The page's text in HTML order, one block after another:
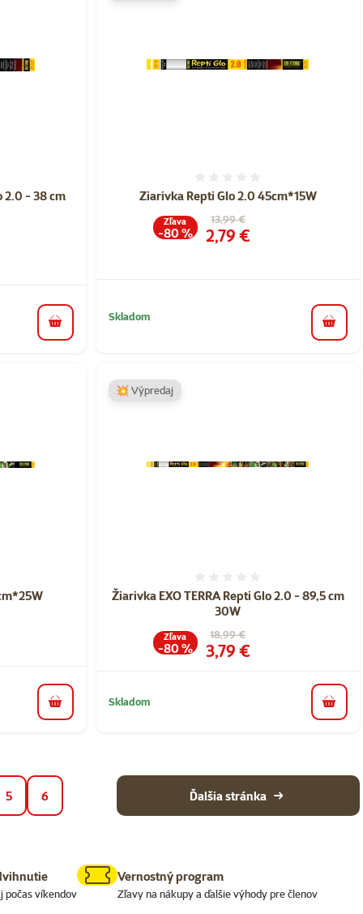
2.0 - 38 cm
do košíka
Ziarivka Repti Glo 2.0 45cm*15W
Pôvodná cena
13,99 €
Cena
2,79 €
Zľava
-80 %
Skladom
do
do košíka
Žiarivka EXO TERRA Repti Glo 2.0 - 89,5 cm
30W
Pôvodná cena
18,99 €
Cena
3,79 €
Zľava
-80 %
💥 Výpredaj
Skladom do
5 6 Ďalšia stránka
počas víkendov
Vernostný program
Zľavy na nákupy a ďalšie výhody pre členov